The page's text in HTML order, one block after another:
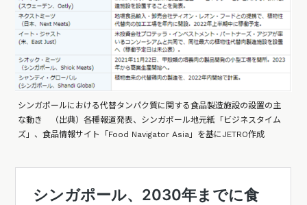
シンガポールにおける代替タンパク質に関する食品製造施設の設置の主
な動き （出典）各種報道発表、シンガポール地元紙「ビジネスタイム
ズ」、食品情報サイト「Food Navigator Asia」を基にJETRO作成